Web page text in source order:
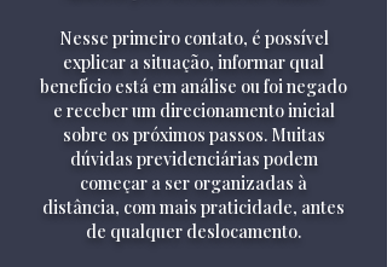
Nesse primeiro contato, é possível
explicar a situação, informar qual
benefício está em análise ou foi negado
e receber um direcionamento inicial
sobre os próximos passos. Muitas
dúvidas previdenciárias podem
começar a ser organizadas à
distância, com mais praticidade, antes
de qualquer deslocamento.